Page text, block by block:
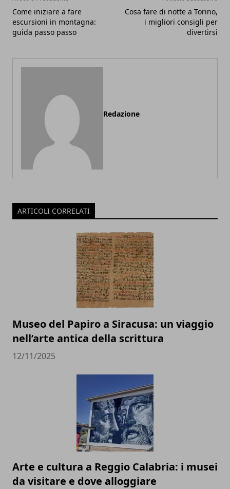
Come iniziare a fare
escursioni in montagna:
guida passo passo
Cosa fare di notte a Torino,
i migliori consigli per
divertirsi
Redazione
ARTICOLI CORRELATI
Museo del Papiro a Siracusa: un viaggio
nell’arte antica della scrittura
12/11/2025
Arte e cultura a Reggio Calabria: i musei
da visitare e dove alloggiare